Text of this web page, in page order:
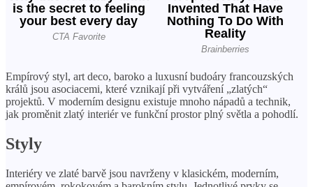
Empírový styl, art deco, baroko a luxusní budoáry francouzských
králů jsou asociacemi, které vznikají při vytváření „zlatých“
projektů. V moderním designu existuje mnoho nápadů a technik,
jak proměnit zlatý interiér ve funkční prostor plný světla a pohodlí.
Styly
Interiéry ve zlaté barvě jsou navrženy v klasickém, moderním,